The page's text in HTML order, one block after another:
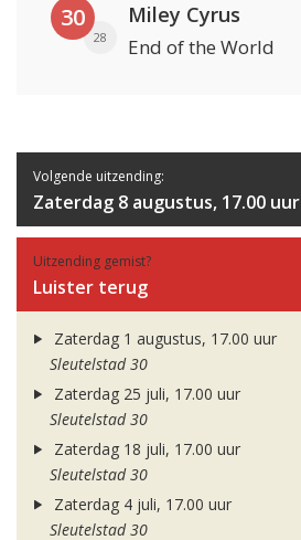
30
28
Miley Cyrus
End of the World
Volgende uitzending:
Zaterdag 8 augustus, 17.00 uur
Uitzending gemist?
Luister terug
Zaterdag 1 augustus, 17.00 uur
Sleutelstad 30
Zaterdag 25 juli, 17.00 uur
Sleutelstad 30
Zaterdag 18 juli, 17.00 uur
Sleutelstad 30
Zaterdag 4 juli, 17.00 uur
Sleutelstad 30